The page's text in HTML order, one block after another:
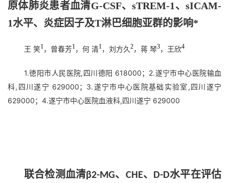
原体肺炎患者血清G-CSF、sTREM-1、sICAM-
1水平、炎症因子及T淋巴细胞亚群的影响*
王 笑1 ，曾春芳1 ，何 清1 ，刘方久 2，蒋 琴3，王欣4
1.徳阳市人民医院,四川德阳 618000；2.遂宁市中心医院输血
科,四川遂宁 629000；3.遂宁市中心医院基础实验室,四川遂宁
629000；4.遂宁市中心医院血液科,四川遂宁 629000
联合检测血清β2-MG、 CHE、 D-D水平在评估